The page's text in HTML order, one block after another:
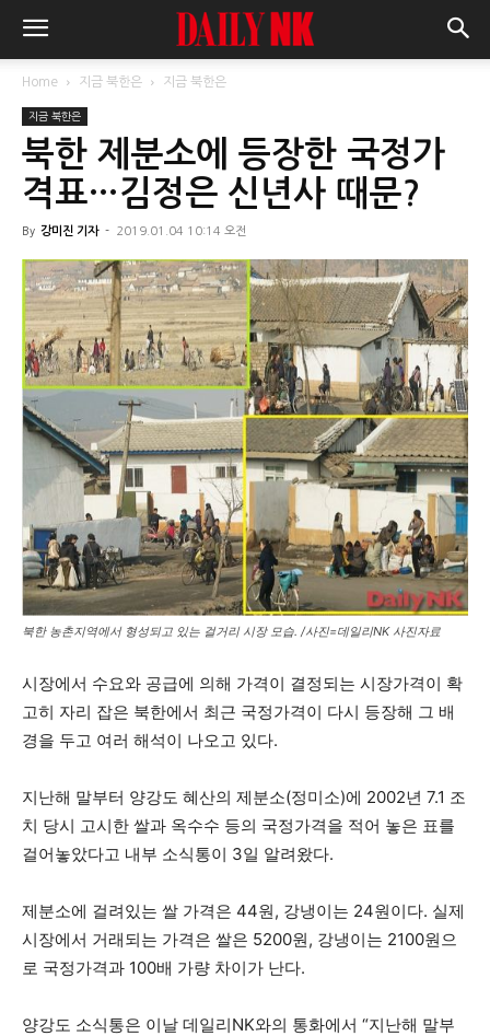
Home 지금 북한은 지금 북한은
지금 북한은
북한 제분소에 등장한 국정가
격표…김정은 신년사 때문?
By 강미진 기자 - 2019.01.04 10:14 오전
북한 농촌지역에서 형성되고 있는 걸거리 시장 모습. /사진=데일리NK 사진자료
시장에서 수요와 공급에 의해 가격이 결정되는 시장가격이 확
고히 자리 잡은 북한에서 최근 국정가격이 다시 등장해 그 배
경을 두고 여러 해석이 나오고 있다.
지난해 말부터 양강도 혜산의 제분소(정미소)에 2002년 7.1 조
치 당시 고시한 쌀과 옥수수 등의 국정가격을 적어 놓은 표를
걸어놓았다고 내부 소식통이 3일 알려왔다.
제분소에 걸려있는 쌀 가격은 44원, 강냉이는 24원이다. 실제
시장에서 거래되는 가격은 쌀은 5200원, 강냉이는 2100원으
로 국정가격과 100배 가량 차이가 난다.
양강도 소식통은 이날 데일리NK와의 통화에서 “지난해 말부